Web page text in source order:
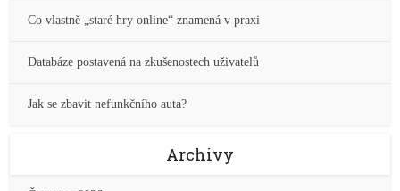
Co vlastně „staré hry online“ znamená v praxi
Databáze postavená na zkušenostech uživatelů
Jak se zbavit nefunkčního auta?
Archivy